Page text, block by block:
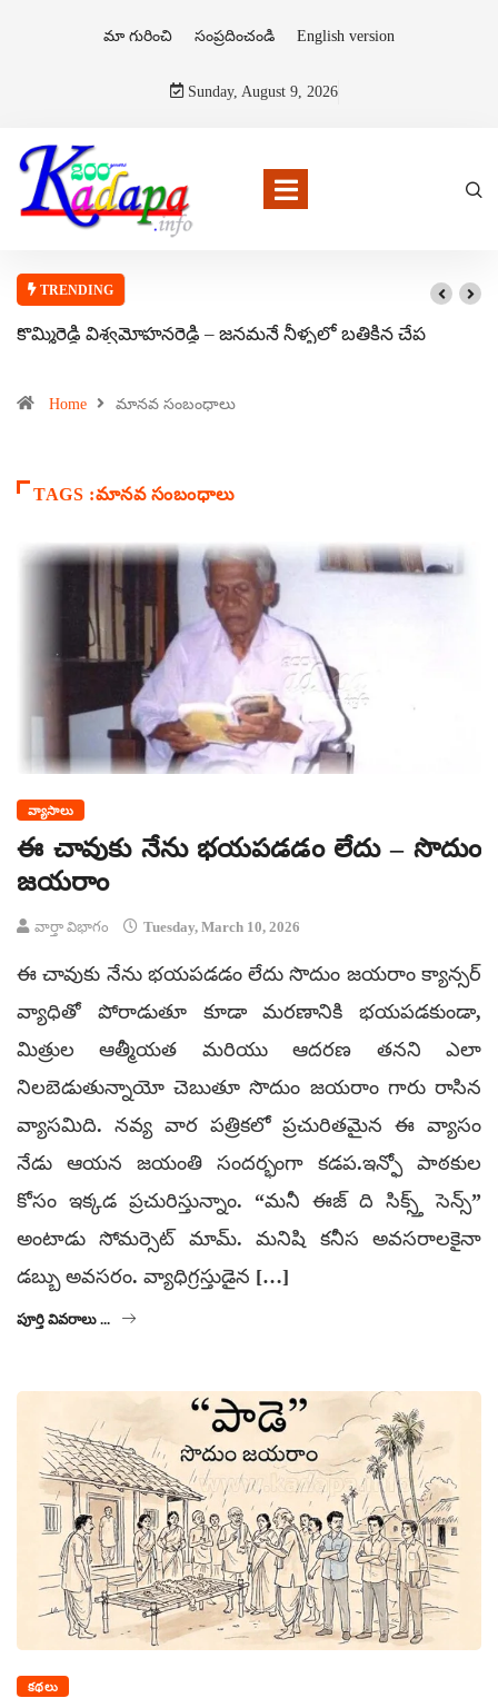
మా గురించి సంప్రదించండి English version
Sunday, August 9, 2026
TRENDING
కొమ్మిరెడ్డి విశ్వమోహనరెడ్డి – జనమనే నీళ్ళలో బతికిన చేప
Home మానవ సంబంధాలు
TAGS :మానవ సంబంధాలు
వ్యాసాలు
ఈ చావుకు నేను భయపడడం లేదు – సొదుం
జయరాం
వార్తా విభాగం Tuesday, March 10, 2026
ఈ చావుకు నేను భయపడడం లేదు సొదుం జయరాం క్యాన్సర్
వ్యాధితో పోరాడుతూ కూడా మరణానికి భయపడకుండా,
మిత్రుల ఆత్మీయత మరియు ఆదరణ తనని ఎలా
నిలబెడుతున్నాయో చెబుతూ సొదుం జయరాం గారు రాసిన
వ్యాసమిది. నవ్య వార పత్రికలో ప్రచురితమైన ఈ వ్యాసం
నేడు ఆయన జయంతి సందర్భంగా కడప.ఇన్ఫో పాఠకుల
కోసం ఇక్కడ ప్రచురిస్తున్నాం. “మనీ ఈజ్ ది సిక్స్త్ సెన్స్”
అంటాడు సోమర్సెట్ మామ్. మనిషి కనీస అవసరాలకైనా
డబ్బు అవసరం. వ్యాధిగ్రస్తుడైన […]
పూర్తి వివరాలు ...
కథలు